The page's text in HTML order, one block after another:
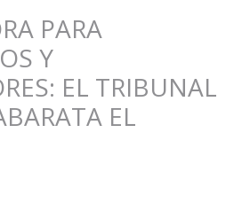
PARA
Y
EL TRIBUNAL
EL